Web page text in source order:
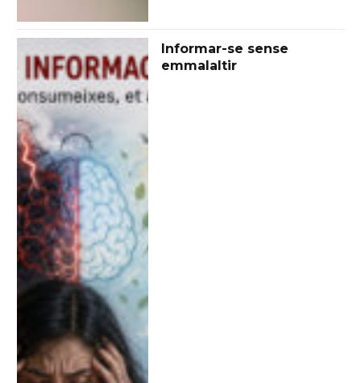
Informar-se sense
emmalaltir